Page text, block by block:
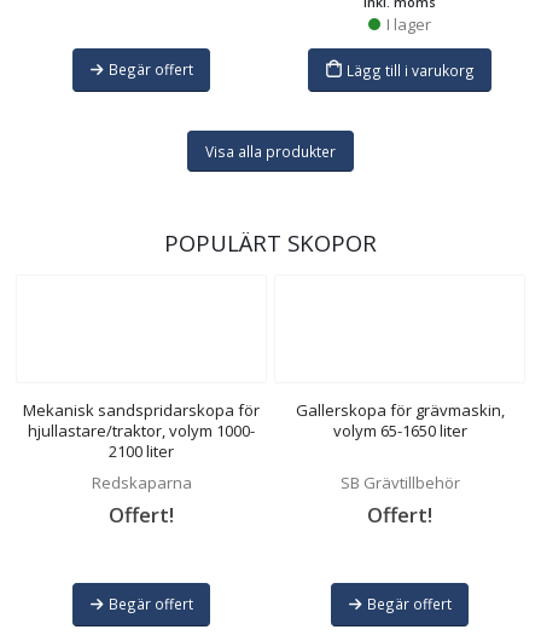
Begär offert
I lager
Lägg till i varukorg
Visa alla produkter
POPULÄRT SKOPOR
Mekanisk sandspridarskopa för
hjullastare/traktor, volym 1000-
2100 liter
Redskaparna
Offert!
Begär offert
Gallerskopa för grävmaskin,
volym 65-1650 liter
SB Grävtillbehör
Offert!
Begär offert